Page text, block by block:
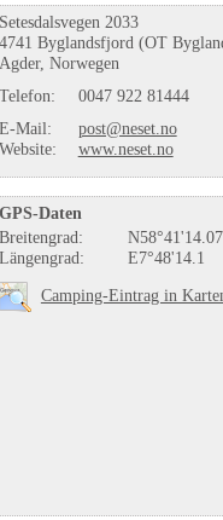
Setesdalsvegen 2033
4741 Byglandsfjord (OT
Agder, Norwegen
Telefon:
0047 922 81444
E-Mail:
post@neset.no
Website:
www.neset.no
GPS-Daten
Breitengrad:
N58°41'14.07
Längengrad:
E7°48'14.1
Camping-Eintrag in